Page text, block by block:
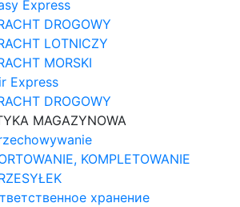
Express
DROGOWY
LOTNICZY
MORSKI
Express
DROGOWY
MAGAZYNOWA
KOMPLETOWANIE
хранение